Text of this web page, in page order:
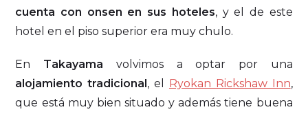
cuenta con onsen en sus hoteles, y el de este
hotel en el piso superior era muy chulo.
En Takayama volvimos a optar por una
alojamiento tradicional, el Ryokan Rickshaw Inn,
que está muy bien situado y además tiene buena